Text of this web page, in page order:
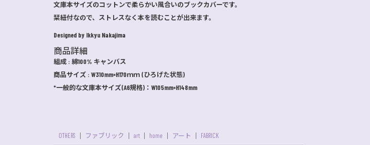
文庫本サイズのコットンで柔らかい風合いのブックカバーです。
栞紐付なので、ストレスなく本を読むことが出来ます。
Designed by Ikkyu Nakajima
商品詳細
組成 : 綿100% キャンバス
商品サイズ : W310mm×H170ｍｍ (ひろげた状態)
*一般的な文庫本サイズ(A6規格)：W105mm×H148mm
OTHERS ファブリック art home アート FABRICK